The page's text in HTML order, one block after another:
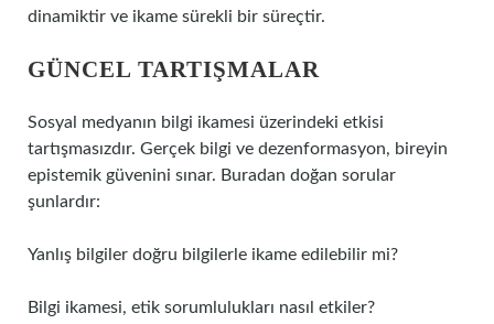
dinamiktir ve ikame sürekli bir süreçtir.
GÜNCEL TARTIŞMALAR
Sosyal medyanın bilgi ikamesi üzerindeki etkisi
tartışmasızdır. Gerçek bilgi ve dezenformasyon, bireyin
epistemik güvenini sınar. Buradan doğan sorular
şunlardır:
Yanlış bilgiler doğru bilgilerle ikame edilebilir mi?
Bilgi ikamesi, etik sorumlulukları nasıl etkiler?